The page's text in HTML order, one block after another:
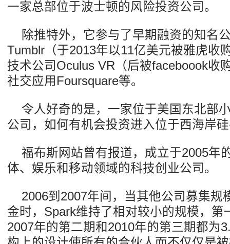
一家总部位于波士顿的风险投资公司。
除推特外，它参与了早期融资的知名
Tumblr（于2013年以11亿美元被雅虎收
技术公司Oculus VR（后被faceboook收
社交应用Foursquare等。
令人好奇的是，一家位于美国东北部
公司，如何有机会投资进入位于西海岸
福布斯网站曾有报道，成立于2005年
体、娱乐和移动领域的科技创业公司。
2006到2007年间，当其他公司募集规
金时，Spark维持了相对较小的规模，第
2007年的第二期和2010年的第三期都为